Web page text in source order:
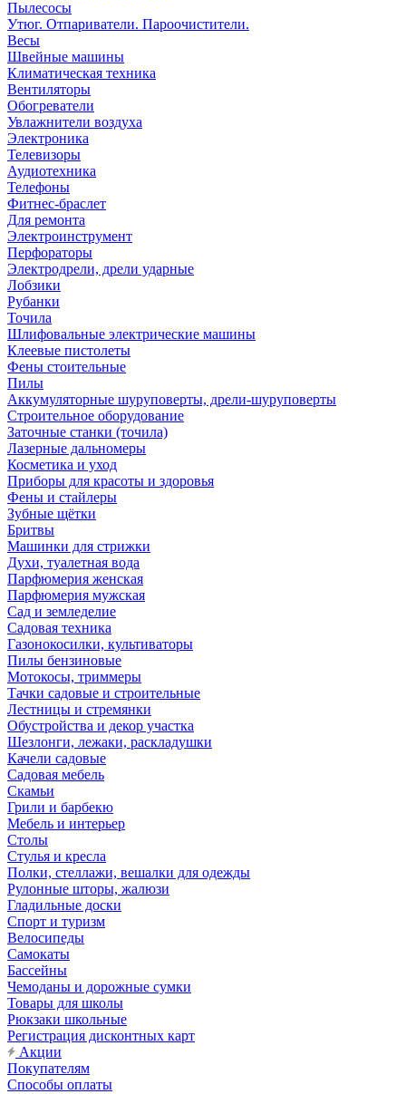
Пылесосы
Утюг. Отпариватели. Пароочистители.
Весы
Швейные машины
Климатическая техника
Вентиляторы
Обогреватели
Увлажнители воздуха
Электроника
Телевизоры
Аудиотехника
Телефоны
Фитнес-браслет
Для ремонта
Электроинструмент
Перфораторы
Электродрели, дрели ударные
Лобзики
Рубанки
Точила
Шлифовальные электрические машины
Клеевые пистолеты
Фены стоительные
Пилы
Аккумуляторные шуруповерты, дрели-шуруповерты
Строительное оборудование
Заточные станки (точила)
Лазерные дальномеры
Косметика и уход
Приборы для красоты и здоровья
Фены и стайлеры
Зубные щётки
Бритвы
Машинки для стрижки
Духи, туалетная вода
Парфюмерия женская
Парфюмерия мужская
Сад и земледелие
Садовая техника
Газонокосилки, культиваторы
Пилы бензиновые
Мотокосы, триммеры
Тачки садовые и строительные
Лестницы и стремянки
Обустройства и декор участка
Шезлонги, лежаки, раскладушки
Качели садовые
Садовая мебель
Скамьи
Грили и барбекю
Мебель и интерьер
Столы
Стулья и кресла
Полки, стеллажи, вешалки для одежды
Рулонные шторы, жалюзи
Гладильные доски
Спорт и туризм
Велосипеды
Самокаты
Бассейны
Чемоданы и дорожные сумки
Товары для школы
Рюкзаки школьные
Регистрация дисконтных карт
Акции
Покупателям
Способы оплаты